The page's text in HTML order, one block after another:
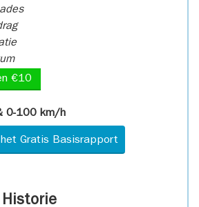
€10
0-100 km/h
Gratis Basisrapport
Historie